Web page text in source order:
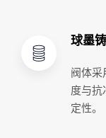
球墨
阀体采
度与抗
定性。